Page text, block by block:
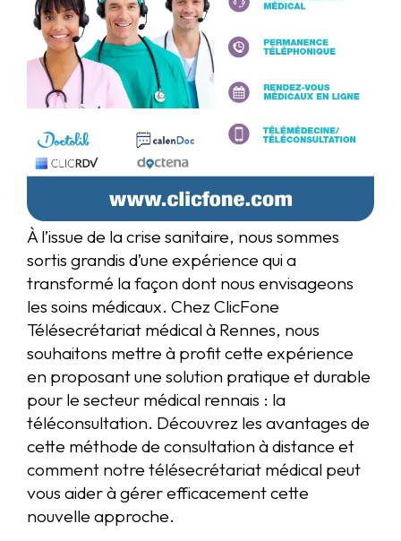
À l’issue de la crise sanitaire, nous sommes
sortis grandis d’une expérience qui a
transformé la façon dont nous envisageons
les soins médicaux. Chez ClicFone
Télésecrétariat médical à Rennes, nous
souhaitons mettre à profit cette expérience
en proposant une solution pratique et durable
pour le secteur médical rennais : la
téléconsultation. Découvrez les avantages de
cette méthode de consultation à distance et
comment notre télésecrétariat médical peut
vous aider à gérer efficacement cette
nouvelle approche.